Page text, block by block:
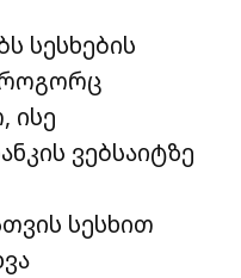
სესხების
ისე
ვებსაიტზე
სესხით